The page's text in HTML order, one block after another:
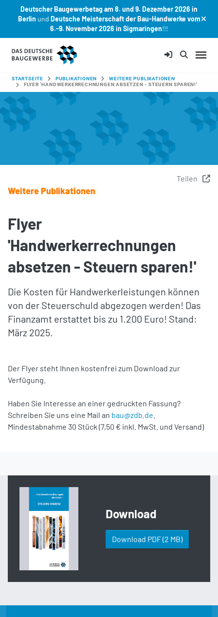
Deutscher Baugewerbetag am 8. und 9. Dezember 2026 in
Berlin und Deutsche Meisterschaft der Bau-Handwerke vom
6.-9. November 2026 in Sigmaringen!!!
Zum Hauptinhalt springen
SIE SIND HIER:
STARTSEITE PUBLIKATIONEN
WEITERE PUBLIKATIONEN
FLYER 'HANDWERKERRECHNUNGEN ABSETZEN - STEUERN SPAREN!'
Teilen
Weitere Publikationen
Flyer
'Handwerkerrechnungen
absetzen - Steuern sparen!'
Die Kosten für Handwerkerleistungen können
von der Steuerschuld abgezogen werden! Das
Finanzamt erstattet bis zu 1.200 Euro! Stand:
März 2025.
Der Flyer steht Ihnen kostenfrei zum Download zur
Verfügung.
Haben Sie Interesse an einer gedruckten Fassung?
Schreiben Sie uns eine Mail an bau@zdb.de
Mindestabnahme 30 Stück (7,50 € inkl. MwSt. und Versand)
Download
Download PDF(2 MB)